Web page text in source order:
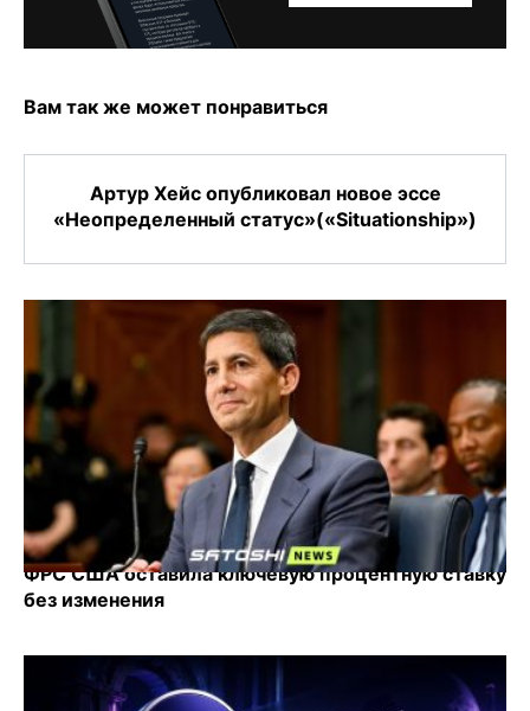
Вам так же может понравиться
Артур Хейс опубликовал новое эссе
«Неопределенный статус»(«Situationship»)
ФРС США оставила ключевую процентную ставку
без изменения